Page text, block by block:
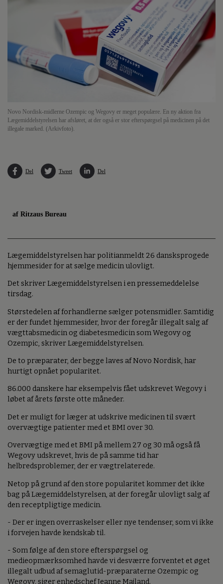
Novo Nordisk-midlerne Ozempic og Wegovy er meget populære. En ny aktion fra
Lægemiddelstyrelsen har afsløret, at der også er stor efterspørgsel på medicinen på det
illegale marked. (Arkivfoto).
Del Tweet Del
af Ritzaus Bureau
Lægemiddelstyrelsen har politianmeldt 26 dansksprogede
hjemmesider for at sælge medicin ulovligt.
Det skriver Lægemiddelstyrelsen i en pressemeddelelse
tirsdag.
Størstedelen af forhandlerne sælger potensmidler. Samtidig
er der fundet hjemmesider, hvor der foregår illegalt salg af
vægttabsmedicin og diabetesmedicin som Wegovy og
Ozempic, skriver Lægemiddelstyrelsen.
De to præparater, der begge laves af Novo Nordisk, har
hurtigt opnået popularitet.
86.000 danskere har eksempelvis fået udskrevet Wegovy i
løbet af årets første otte måneder.
Det er muligt for læger at udskrive medicinen til svært
overvægtige patienter med et BMI over 30.
Overvægtige med et BMI på mellem 27 og 30 må også få
Wegovy udskrevet, hvis de på samme tid har
helbredsproblemer, der er vægtrelaterede.
Netop på grund af den store popularitet kommer det ikke
bag på Lægemiddelstyrelsen, at der foregår ulovligt salg af
den receptpligtige medicin.
- Der er ingen overraskelser eller nye tendenser, som vi ikke
i forvejen havde kendskab til.
- Som følge af den store efterspørgsel og
medieopmærksomhed havde vi desværre forventet et øget
illegalt udbud af semaglutid-præparaterne Ozempic og
Wegovy, siger enhedschef Jeanne Majland.